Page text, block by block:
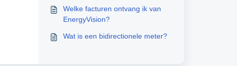
Welke facturen ontvang ik van
EnergyVision?
Wat is een bidirectionele meter?